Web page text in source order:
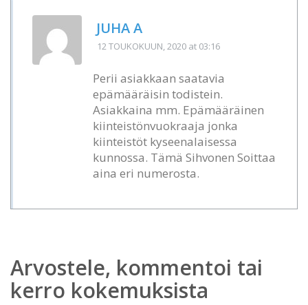
JUHA A
12 TOUKOKUUN, 2020 at 03:16
Perii asiakkaan saatavia
epämääräisin todistein.
Asiakkaina mm. Epämääräinen
kiinteistönvuokraaja jonka
kiinteistöt kyseenalaisessa
kunnossa. Tämä Sihvonen Soittaa
aina eri numerosta.
Arvostele, kommentoi tai
kerro kokemuksista